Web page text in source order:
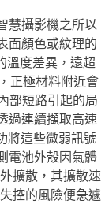
慧攝影機之所以
面顏色或紋理的
溫度差異，遠超
正極材料附近會
部短路引起的局
過連續擷取高速
將這些微弱訊號
電池外殼因氣體
擴散，其擴散速
控的風險便急遽